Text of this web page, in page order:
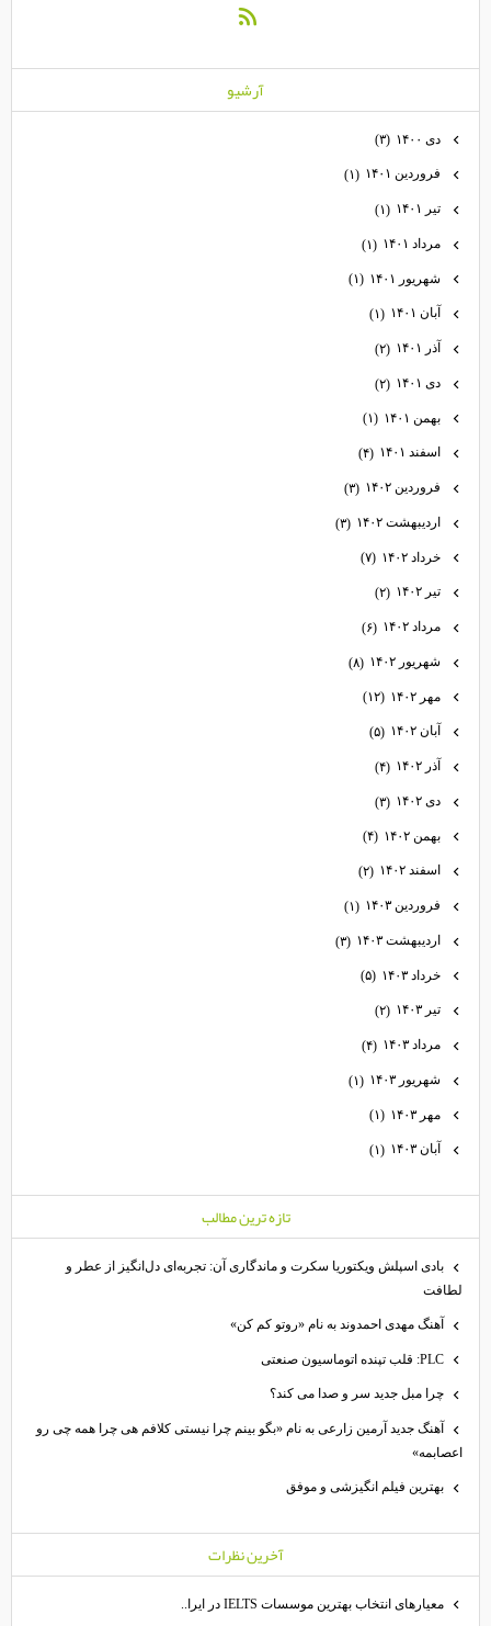
آرشيو
دی ۱۴۰۰ (۳)
فروردین ۱۴۰۱ (۱)
تیر ۱۴۰۱ (۱)
مرداد ۱۴۰۱ (۱)
شهریور ۱۴۰۱ (۱)
آبان ۱۴۰۱ (۱)
آذر ۱۴۰۱ (۲)
دی ۱۴۰۱ (۲)
بهمن ۱۴۰۱ (۱)
اسفند ۱۴۰۱ (۴)
فروردین ۱۴۰۲ (۳)
اردیبهشت ۱۴۰۲ (۳)
خرداد ۱۴۰۲ (۷)
تیر ۱۴۰۲ (۲)
مرداد ۱۴۰۲ (۶)
شهریور ۱۴۰۲ (۸)
مهر ۱۴۰۲ (۱۲)
آبان ۱۴۰۲ (۵)
آذر ۱۴۰۲ (۴)
دی ۱۴۰۲ (۳)
بهمن ۱۴۰۲ (۴)
اسفند ۱۴۰۲ (۲)
فروردین ۱۴۰۳ (۱)
اردیبهشت ۱۴۰۳ (۳)
خرداد ۱۴۰۳ (۵)
تیر ۱۴۰۳ (۲)
مرداد ۱۴۰۳ (۴)
شهریور ۱۴۰۳ (۱)
مهر ۱۴۰۳ (۱)
آبان ۱۴۰۳ (۱)
تازه ترين مطالب
بادی اسپلش ویکتوریا سکرت و ماندگاری آن: تجربه‌ای دل‌انگیز از عطر و
لطافت
آهنگ مهدی احمدوند به نام «روتو کم کن»
PLC: قلب تپنده اتوماسیون صنعتی
چرا مبل جدید سر و صدا می کند؟
آهنگ جدید آرمین زارعی به نام «بگو بینم چرا نیستی کلافم هی چرا همه چی رو
اعصابمه»
بهترین فیلم انگیزشی و موفق
آخرين نظرات
معیارهای انتخاب بهترین موسسات IELTS در ایرا..